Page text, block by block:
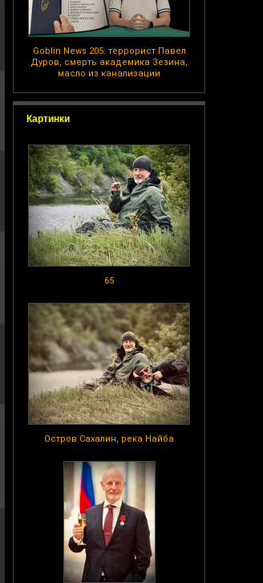
Goblin News 205: террорист Павел
Дуров, смерть академика Зезина,
масло из канализации
Картинки
65
Остров Сахалин, река Найба